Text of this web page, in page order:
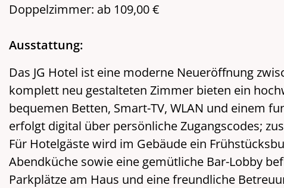
Doppelzimmer: ab 109,00 €
Ausstattung:
Das JG Hotel ist eine moderne Neueröffnung
komplett neu gestalteten Zimmer bieten ein
bequemen Betten, Smart-TV, WLAN und einem
erfolgt digital über persönliche Zugangscodes;
Für Hotelgäste wird im Gebäude ein
Abendküche sowie eine gemütliche Bar-Lobby
Parkplätze am Haus und eine freundliche